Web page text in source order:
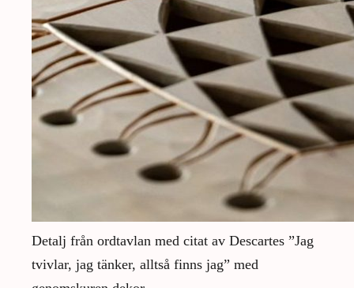
Detalj från ordtavlan med citat av Descartes ”Jag
tvivlar, jag tänker, alltså finns jag” med